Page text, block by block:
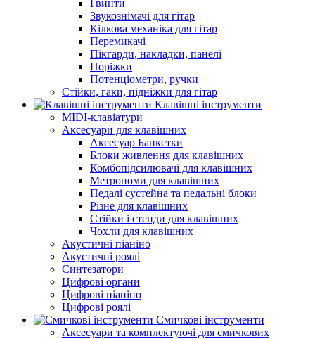
Гвинти
Звукознімачі для гітар
Кілкова механіка для гітар
Перемикачі
Пікгарди, накладки, панелі
Поріжки
Потенціометри, ручки
Стійки, гаки, підніжки для гітар
Клавішні інструменти
MIDI-клавіатури
Аксесуари для клавішних
Аксесуар Банкетки
Блоки живлення для клавішних
Комбопідсилювачі для клавішних
Метрономи для клавішних
Педалі сустейна та педальні блоки
Різне для клавішних
Стійки і стенди для клавішних
Чохли для клавішних
Акустичні піаніно
Акустичні роялі
Синтезатори
Цифрові органи
Цифрові піаніно
Цифрові роялі
Смичкові інструменти
Аксесуари та комплектуючі для смичкових